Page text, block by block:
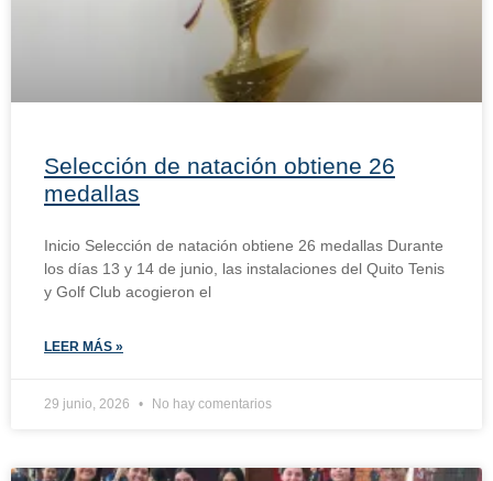
Selección de natación obtiene 26
medallas
Inicio Selección de natación obtiene 26 medallas Durante
los días 13 y 14 de junio, las instalaciones del Quito Tenis
y Golf Club acogieron el
LEER MÁS »
29 junio, 2026 No hay comentarios